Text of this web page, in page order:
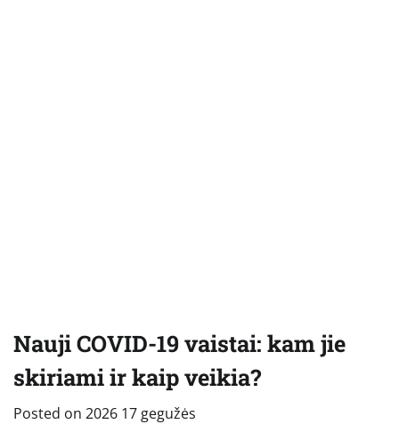
Nauji COVID-19 vaistai: kam jie
skiriami ir kaip veikia?
Posted on 2026 17 gegužės